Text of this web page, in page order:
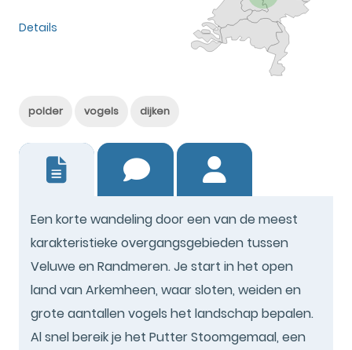
Details
polder vogels dijken
Een korte wandeling door een van de meest
karakteristieke overgangsgebieden tussen
Veluwe en Randmeren. Je start in het open
land van Arkemheen, waar sloten, weiden en
grote aantallen vogels het landschap bepalen.
Al snel bereik je het Putter Stoomgemaal, een